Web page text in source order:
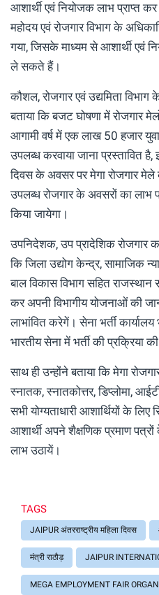
आशार्थी एवं नियोजक लाभ प्राप्त
महोदय एवं रोजगार विभाग के
गया, जिसके माध्यम से आशार्थी एवं
ले सकते हैं।
कौशल, रोजगार एवं उद्यमिता
बताया कि बजट घोषणा में रोजगार
आगामी वर्ष में एक लाख 50 हजार
उपलब्ध करवाया जाना प्रस्तावित है,
दिवस के अवसर पर मेगा रोजगार
उपलब्ध रोजगार के अवसरों का लाभ
किया जायेगा।
उपनिदेशक, उप प्रादेशिक रोजगार
कि जिला उद्योग केन्द्र, सामाजिक
बाल विकास विभाग सहित
कर अपनी विभागीय योजनाओं की
लाभांवित करेगें। सेना भर्ती
भारतीय सेना में भर्ती की प्रक्रिया
साथ ही उन्होंने बताया कि मेगा
स्नातक, स्नातकोत्तर, डिप्लोमा,
सभी योग्यताधारी आशार्थियों के लिए
आशार्थी अपने शैक्षणिक प्रमाण
लाभ उठायें।
TAGS
JAIPUR अंतरराष्ट्रीय महिला दिवस
मंत्री राठौड़ JAIPUR
MEGA EMPLOYMENT FAIR